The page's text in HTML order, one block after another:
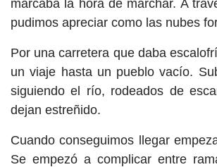
marcaba la hora de marchar. A
pudimos apreciar como las nubes
Por una carretera que daba
un viaje hasta un pueblo vacío.
siguiendo el río, rodeados de
dejan estreñido.
Cuando conseguimos llegar
Se empezó a complicar entre